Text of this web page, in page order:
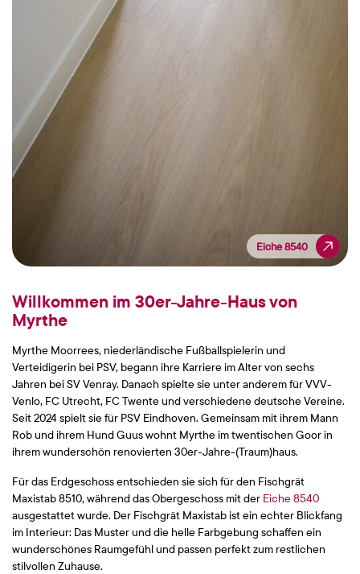
Eiche 8540
Eiche 8540
Willkommen im 30er-Jahre-Haus von
Myrthe
Myrthe Moorrees, niederländische Fußballspielerin und
Verteidigerin bei PSV, begann ihre Karriere im Alter von sechs
Jahren bei SV Venray. Danach spielte sie unter anderem für VVV-
Venlo, FC Utrecht, FC Twente und verschiedene deutsche Vereine.
Seit 2024 spielt sie für PSV Eindhoven. Gemeinsam mit ihrem Mann
Rob und ihrem Hund Guus wohnt Myrthe im twentischen Goor in
ihrem wunderschön renovierten 30er-Jahre-(Traum)haus.
Für das Erdgeschoss entschieden sie sich für den Fischgrät
Maxistab 8510, während das Obergeschoss mit der Eiche 8540
ausgestattet wurde. Der Fischgrät Maxistab ist ein echter Blickfang
im Interieur: Das Muster und die helle Farbgebung schaffen ein
wunderschönes Raumgefühl und passen perfekt zum restlichen
stilvollen Zuhause.